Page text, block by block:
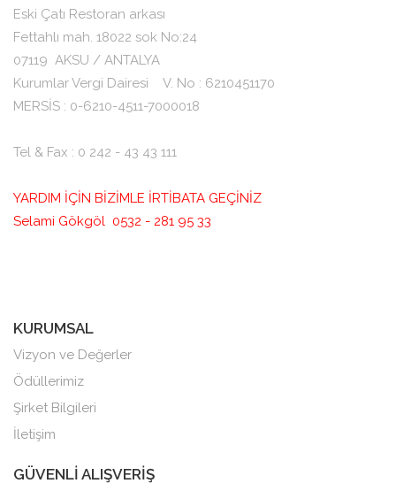
Eski Çatı Restoran arkası
Fettahlı mah. 18022 sok No:24
07119 AKSU / ANTALYA
Kurumlar Vergi Dairesi V. No : 6210451170
MERSİS : 0-6210-4511-7000018
Tel & Fax : 0 242 - 43 43 111
YARDIM İÇİN BİZİMLE İRTİBATA GEÇİNİZ
Selami Gökgöl 0532 - 281 95 33
KURUMSAL
Vizyon ve Değerler
Ödüllerimiz
Şirket Bilgileri
İletişim
GÜVENLİ ALIŞVERİŞ